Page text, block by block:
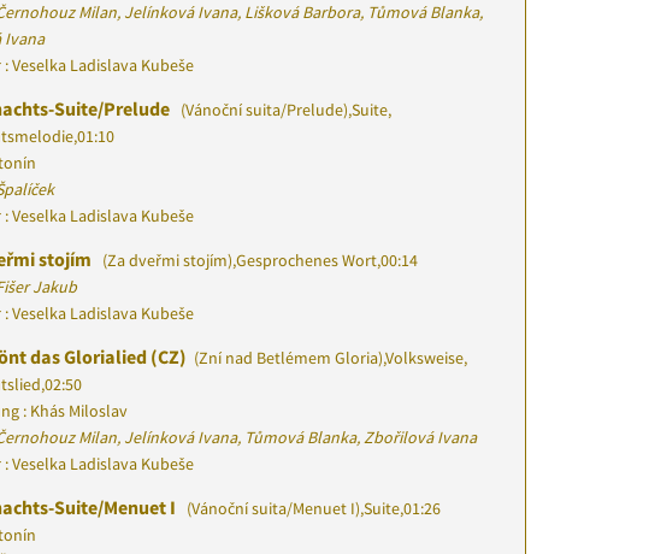
Milan, Jelínková Ivana, Lišková Barbora, Tůmová Blanka,
Veselka Ladislava Kubeše
Suite/Prelude (Vánoční suita/Prelude),Suite,
,01:10
Veselka Ladislava Kubeše
stojím (Za dveřmi stojím),Gesprochenes Wort,00:14
Jakub
Veselka Ladislava Kubeše
das Glorialied (CZ) (Zní nad Betlémem Gloria),Volksweise,
,02:50
: Khás Miloslav
Milan, Jelínková Ivana, Tůmová Blanka, Zbořilová Ivana
Veselka Ladislava Kubeše
Suite/Menuet I (Vánoční suita/Menuet I),Suite,01:26